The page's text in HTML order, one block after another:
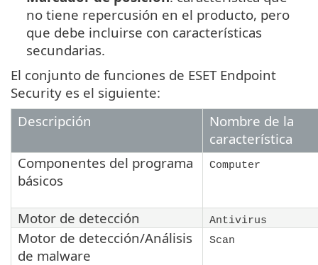
no tiene repercusión en el producto, pero
que debe incluirse con características
secundarias.
El conjunto de funciones de ESET Endpoint
Security es el siguiente:
Descripción
Nombre de la
característica
Componentes del programa
básicos
Computer
Motor de detección Antivirus
Motor de detección/Análisis
de malware
Scan